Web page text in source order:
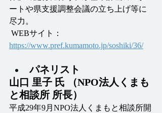
ートや県支援調整会議の立ち上げ等に
尽力。
WEBサイト：
https://www.pref.kumamoto.jp/soshiki/36/
パネリスト
山口 里子 氏 （NPO法人くまも
と相談所 所長）
平成29年9月NPO法人くまもと相談所開